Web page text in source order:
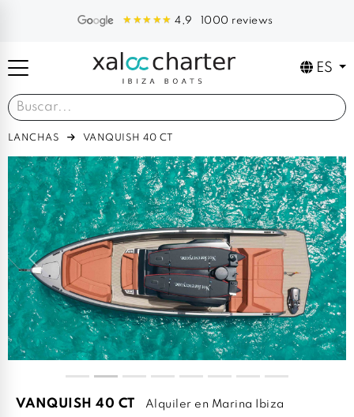
4,9 1000 reviews
ES
LANCHAS VANQUISH 40 CT
Previous Next
VANQUISH 40 CT Alquiler en Marina Ibiza